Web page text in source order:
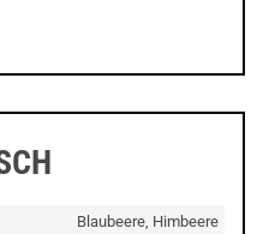
Blaubeere, Himbeere